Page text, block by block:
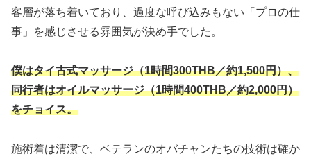
客層が落ち着いており、過度な呼び込みもない「プロの仕
事」を感じさせる雰囲気が決め手でした。
僕はタイ古式マッサージ（1時間300THB／約1,500円）、
同行者はオイルマッサージ（1時間400THB／約2,000円）
をチョイス。
施術着は清潔で、ベテランのオバチャンたちの技術は確か